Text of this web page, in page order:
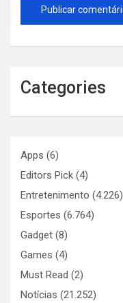
Categories
Apps (6)
Editors Pick (4)
Entretenimento (4.226)
Esportes (6.764)
Gadget (8)
Games (4)
Must Read (2)
Notícias (21.252)